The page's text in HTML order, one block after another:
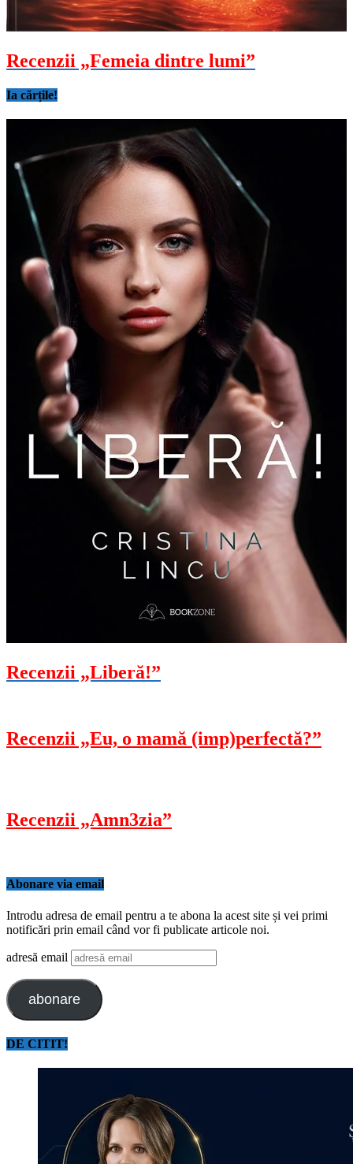
Recenzii „Femeia dintre lumi”
Ia cărțile!
Recenzii „Liberă!”
Recenzii „Eu, o mamă (imp)perfectă?”
Recenzii „Amn3zia”
Abonare via email
Introdu adresa de email pentru a te abona la acest site și vei primi
notificări prin email când vor fi publicate articole noi.
adresă email
abonare
DE CITIT!